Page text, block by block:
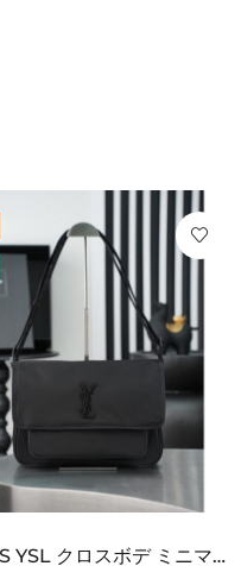
2026SS YSL クロスボデ ミニマルフラップショルダー SAINT LAURENT サンロ...